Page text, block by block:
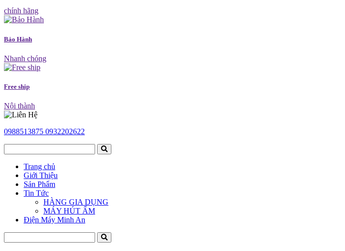
chính hãng
Bảo Hành
Nhanh chóng
Free ship
Nội thành
0988513875 0932202622
Trang chủ
Giới Thiệu
Sản Phẩm
Tin Tức
HÀNG GIA DỤNG
MÁY HÚT ẨM
Điện Máy Minh An